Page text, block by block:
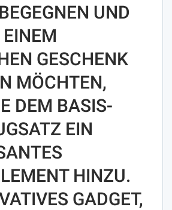
UND
GESCHENK
MÖCHTEN,
DEM BASIS-
EIN
HINZU.
GADGET,